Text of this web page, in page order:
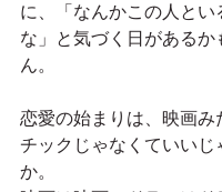
に、「なんかこの人とい
な」と気づく日があるか
ん。
恋愛の始まりは、映画み
チックじゃなくていいじ
か。